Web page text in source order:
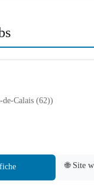
Calais (62))
🌐 Site